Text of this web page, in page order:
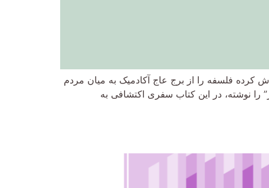
کرده فلسفه را از برج عاج آکادمیک به میان مردم
را نوشته، در این کتاب سفری اکتشافی به